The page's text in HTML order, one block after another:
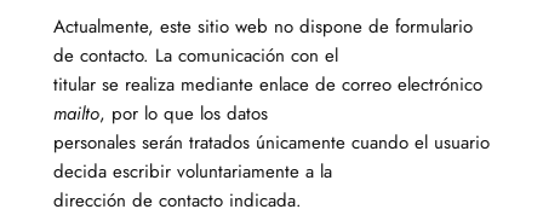
Actualmente, este sitio web no dispone de formulario
de contacto. La comunicación con el
titular se realiza mediante enlace de correo electrónico
mailto, por lo que los datos
personales serán tratados únicamente cuando el usuario
decida escribir voluntariamente a la
dirección de contacto indicada.